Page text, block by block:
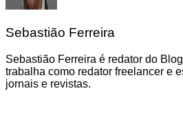
Sebastião Ferreira
Sebastião Ferreira é redator do
trabalha como redator freelancer e
jornais e revistas.